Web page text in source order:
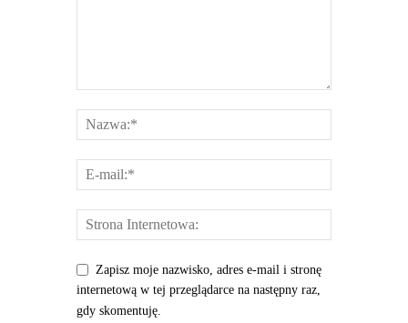
Zapisz moje nazwisko, adres e-mail i stronę
internetową w tej przeglądarce na następny raz,
gdy skomentuję.